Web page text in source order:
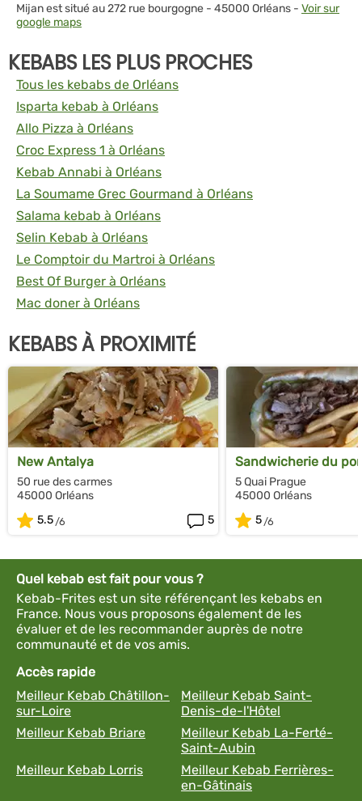
Mijan est situé au 272 rue bourgogne - 45000 Orléans - Voir sur
google maps
KEBABS LES PLUS PROCHES
Tous les kebabs de Orléans
Isparta kebab à Orléans
Allo Pizza à Orléans
Croc Express 1 à Orléans
Kebab Annabi à Orléans
La Soumame Grec Gourmand à Orléans
Salama kebab à Orléans
Selin Kebab à Orléans
Le Comptoir du Martroi à Orléans
Best Of Burger à Orléans
Mac doner à Orléans
KEBABS À PROXIMITÉ
New Antalya
50 rue des carmes
45000 Orléans
5.5
5
Sandwicherie du
5 Quai Prague
45000 Orléans
5
Quel kebab est fait pour vous ?
Kebab-Frites est un site référençant les kebabs en
France. Nous vous proposons également de les
évaluer et de les recommander auprès de notre
communauté et de vos amis.
Accès rapide
Meilleur Kebab Châtillon-
sur-Loire
Meilleur Kebab Saint-
Denis-de-l'Hôtel
Meilleur Kebab Briare
Meilleur Kebab La-Ferté-
Saint-Aubin
Meilleur Kebab Lorris
Meilleur Kebab Ferrières-
en-Gâtinais